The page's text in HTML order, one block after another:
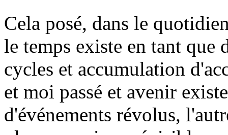
Cela posé, dans le
le temps existe en tant que
cycles et accumulation
et moi passé et avenir
d'événements révolus,